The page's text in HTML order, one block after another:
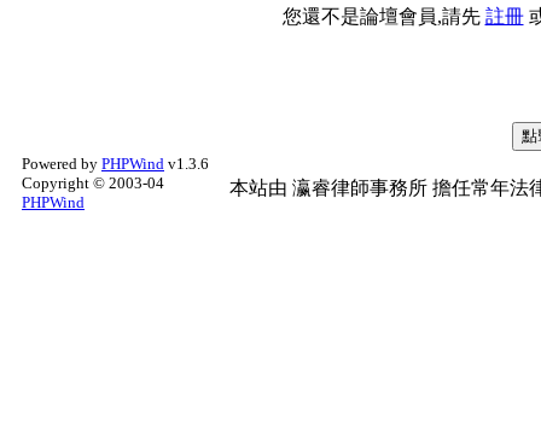
您還不是論壇會員,請先 註冊
Powered by PHPWind v1.3.6
Copyright © 2003-04
PHPWind
本站由 瀛睿律師事務所 擔任常年法